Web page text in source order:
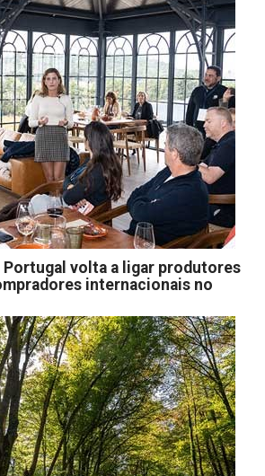
volta a ligar produtores
internacionais no